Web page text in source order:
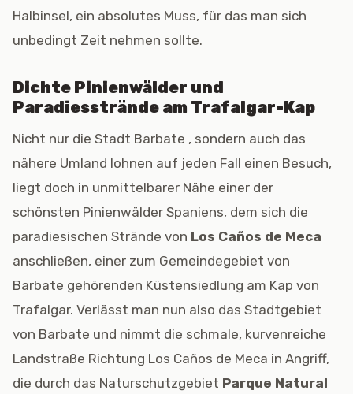
Halbinsel, ein absolutes Muss, für das man sich
unbedingt Zeit nehmen sollte.
Dichte Pinienwälder und
Paradiesstrände am Trafalgar-Kap
Nicht nur die Stadt Barbate , sondern auch das
nähere Umland lohnen auf jeden Fall einen Besuch,
liegt doch in unmittelbarer Nähe einer der
schönsten Pinienwälder Spaniens, dem sich die
paradiesischen Strände von Los Caños de Meca
anschließen, einer zum Gemeindegebiet von
Barbate gehörenden Küstensiedlung am Kap von
Trafalgar. Verlässt man nun also das Stadtgebiet
von Barbate und nimmt die schmale, kurvenreiche
Landstraße Richtung Los Caños de Meca in Angriff,
die durch das Naturschutzgebiet Parque Natural